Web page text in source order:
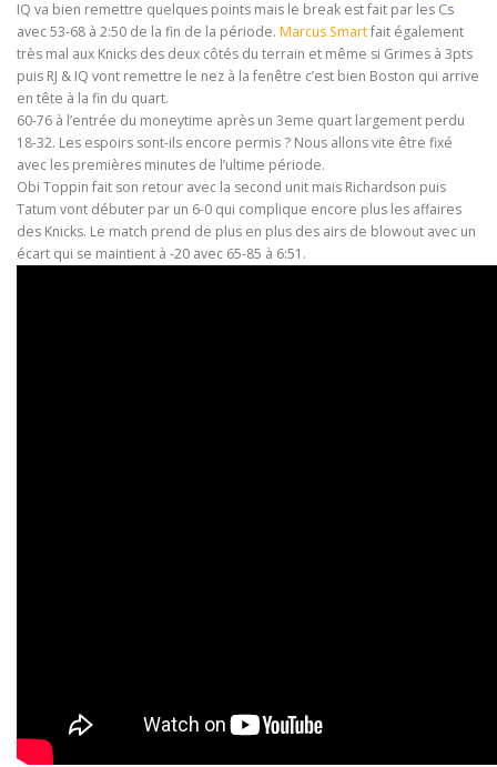
IQ va bien remettre quelques points mais le break est fait par les Cs
avec 53-68 à 2:50 de la fin de la période. Marcus Smartfait également
très mal aux Knicks des deux côtés du terrain et même si Grimes à 3pts
puis RJ & IQ vont remettre le nez à la fenêtre c’est bien Boston qui arrive
en tête à la fin du quart.
60-76 à l’entrée du moneytime après un 3eme quart largement perdu
18-32. Les espoirs sont-ils encore permis ? Nous allons vite être fixé
avec les premières minutes de l’ultime période.
Obi Toppin fait son retour avec la second unit mais Richardson puis
Tatum vont débuter par un 6-0 qui complique encore plus les affaires
des Knicks. Le match prend de plus en plus des airs de blowout avec un
écart qui se maintient à -20 avec 65-85 à 6:51.